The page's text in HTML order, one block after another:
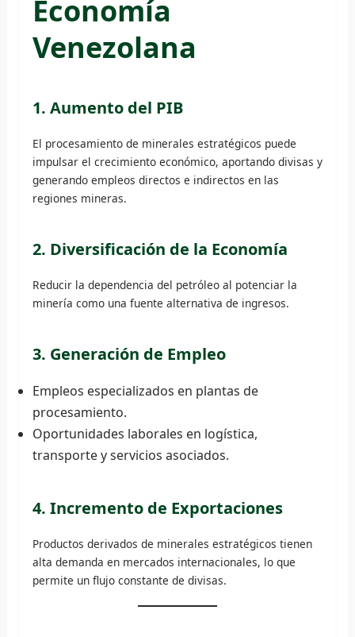
Economía
Venezolana
1. Aumento del PIB
El procesamiento de minerales estratégicos puede
impulsar el crecimiento económico, aportando divisas y
generando empleos directos e indirectos en las
regiones mineras.
2. Diversificación de la Economía
Reducir la dependencia del petróleo al potenciar la
minería como una fuente alternativa de ingresos.
3. Generación de Empleo
Empleos especializados en plantas de
procesamiento.
Oportunidades laborales en logística,
transporte y servicios asociados.
4. Incremento de Exportaciones
Productos derivados de minerales estratégicos tienen
alta demanda en mercados internacionales, lo que
permite un flujo constante de divisas.